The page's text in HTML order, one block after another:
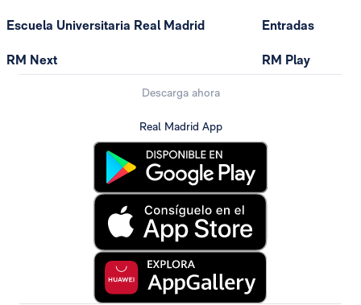
Escuela Universitaria Real Madrid
RM Next
Entradas
RM Play
Descarga ahora
Real Madrid App